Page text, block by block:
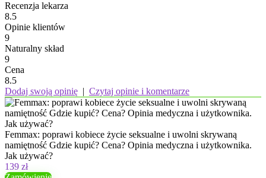
Recenzja lekarza
8.5
Opinie klientów
9
Naturalny skład
9
Cena
8.5
Dodaj swoją opinię | Czytaj opinie i komentarze
Femmax: poprawi kobiece życie seksualne i uwolni skrywaną
namiętność Gdzie kupić? Cena? Opinia medyczna i użytkownika.
Jak używać?
139 zł